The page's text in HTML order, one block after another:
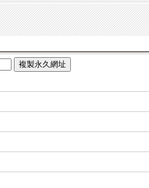
複製永久網址